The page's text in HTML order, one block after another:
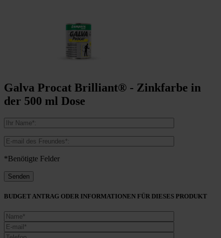
Galva Procat Brilliant® - Zinkfarbe in
der 500 ml Dose
*Benötigte Felder
BUDGET ANTRAG ODER INFORMATIONEN FÜR DIESES PRODUKT